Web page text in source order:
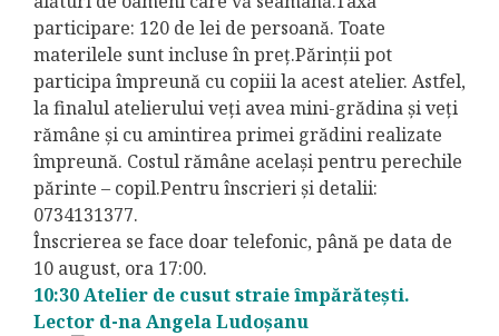
participare: 120 de lei de persoană. Toate
materilele sunt incluse în preț.Părinții pot
participa împreună cu copiii la acest atelier. Astfel,
la finalul atelierului veți avea mini-grădina și veți
rămâne și cu amintirea primei grădini realizate
împreună. Costul rămâne același pentru perechile
părinte – copil.Pentru înscrieri și detalii:
0734131377.
Înscrierea se face doar telefonic, până pe data de
10 august, ora 17:00.
10:30 Atelier de cusut straie împărătești.
Lector d-na Angela Ludoșanu